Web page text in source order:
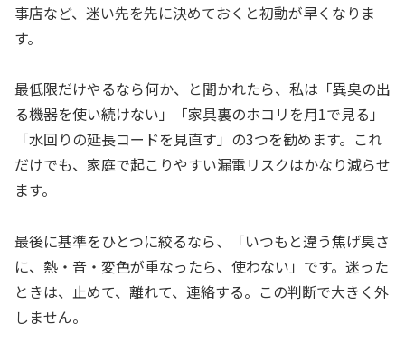
事店など、迷い先を先に決めておくと初動が早くなりま
す。
最低限だけやるなら何か、と聞かれたら、私は「異臭の出
る機器を使い続けない」「家具裏のホコリを月1で見る」
「水回りの延長コードを見直す」の3つを勧めます。これ
だけでも、家庭で起こりやすい漏電リスクはかなり減らせ
ます。
最後に基準をひとつに絞るなら、「いつもと違う焦げ臭さ
に、熱・音・変色が重なったら、使わない」です。迷った
ときは、止めて、離れて、連絡する。この判断で大きく外
しません。